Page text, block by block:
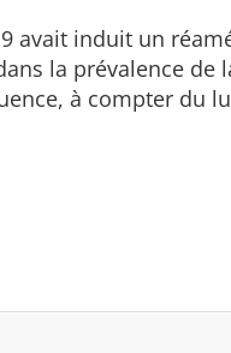
avait induit un
la prévalence de
à compter du